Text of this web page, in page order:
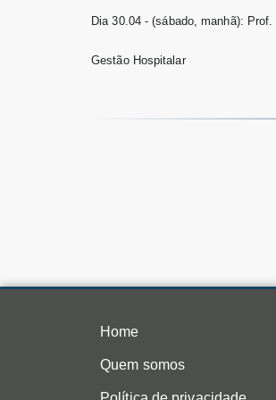
Dia 30.04 - (sábado, manhã): Prof.
Gestão Hospitalar
Home
Quem somos